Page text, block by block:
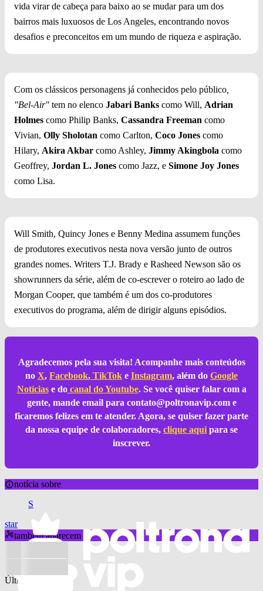
vida virar de cabeça para baixo ao se mudar para um dos
bairros mais luxuosos de Los Angeles, encontrando novos
desafios e preconceitos em um mundo de riqueza e aspiração.
Com os clássicos personagens já conhecidos pelo público
"Bel-Air" tem no elenco Jabari Banks como Will, Adrian
Holmes como Philip Banks, Cassandra Freeman como
Vivian, Olly Sholotan como Carlton, Coco Jones como
Hilary, Akira Akbar como Ashley, Jimmy Akingbola como
Geoffrey, Jordan L. Jones como Jazz, e Simone Joy Jones
como Lisa.
Will Smith, Quincy Jones e Benny Medina assumem funções
de produtores executivos nesta nova versão junto de outros
grandes nomes. Writers T.J. Brady e Rasheed Newson são os
showrunners da série, além de co-escrever o roteiro ao lado de
Morgan Cooper, que também é um dos co-produtores
executivos do programa, além de dirigir alguns episódios.
Agradecemos pela sua visita! Acompanhe mais conteúdos
no X, Facebook, TikTok e Instagram, além do Google
Notíciase docanal do Youtube. Se você quiser falar com a
gente, mande email para contato@poltronavip.come
ficaremos felizes em te atender. Agora, se quiser fazer parte
da nossa equipe de colaboradores, clique aqui para se
inscrever.
notícia sobre
S
star
também aparecem
Últimas notícias